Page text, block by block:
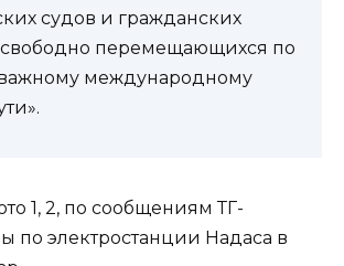
судов и гражданских
перемещающихся по
международному
1, 2, по сообщениям ТГ-
по электростанции Надаса в